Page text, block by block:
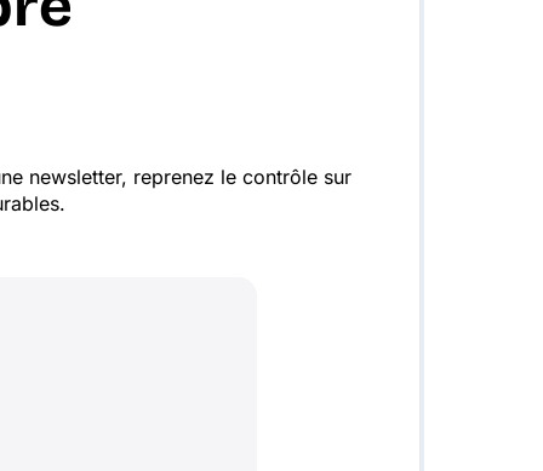
newsletter, reprenez le contrôle sur